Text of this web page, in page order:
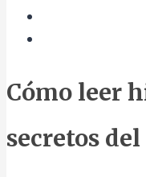
Cómo leer
secretos